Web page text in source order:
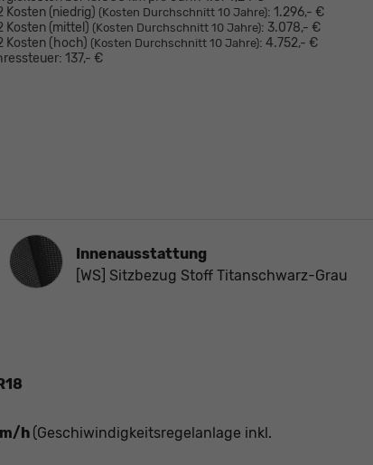
Kosten (niedrig) (Kosten Durchschnitt 10 Jahre): 1.296,- €
Kosten (mittel) (Kosten Durchschnitt 10 Jahre): 3.078,- €
Kosten (hoch) (Kosten Durchschnitt 10 Jahre): 4.752,- €
137,- €
Innenausstattung
Innenausstattung
[WS] Sitzbezug Stoff Titanschwarz-Grau
h (Geschiwindigkeitsregelanlage inkl.